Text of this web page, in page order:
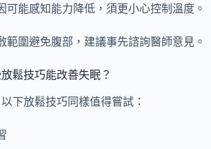
可能感知能力降低，須更小心控制溫度。
範圍避免腹部，建議事先諮詢醫師意見。
鬆技巧能改善失眠？
下放鬆技巧同樣值得嘗試：